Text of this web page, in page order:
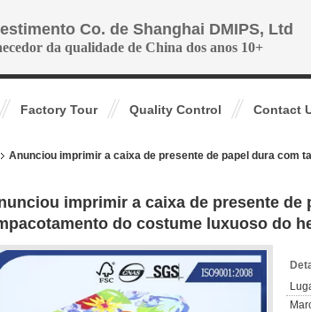
Co. de Shanghai DMIPS, Ltd
da qualidade de China dos anos 10+
Factory Tour Quality Control Contact
Anunciou imprimir a caixa de presente de papel dura com
imprimir a caixa de presente de
do costume luxuoso do